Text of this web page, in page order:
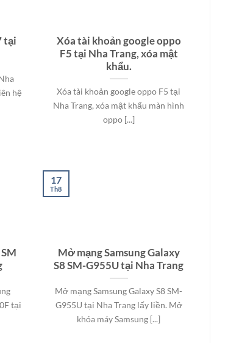
tại
hệ
Xóa tài khoản google oppo
F5 tại Nha Trang, xóa mật
khẩu.
Xóa tài khoản google oppo F5 tại
Nha Trang, xóa mật khẩu màn hình
oppo [...]
tại
Mở mạng Samsung Galaxy
S8 SM-G955U tại Nha Trang
Mở mạng Samsung Galaxy S8 SM-
G955U tại Nha Trang lấy liền. Mở
khóa máy Samsung [...]
17
Th8